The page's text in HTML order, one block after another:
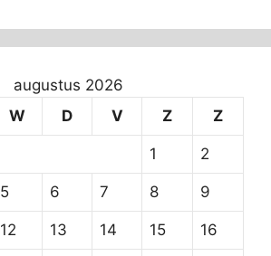
augustus 2026
W D V Z Z
1 2
5 6 7 8 9
12 13 14 15 16